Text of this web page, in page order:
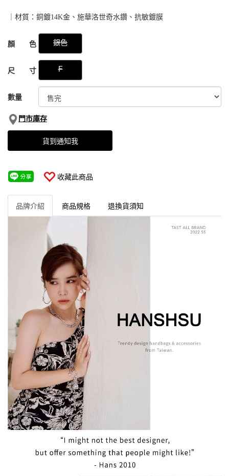
｜材質：銅鍍14K金、施華洛世奇水鑽、抗敏鍍膜
GOODS000000000000018486250
顏 色 銀色
尺 寸 F
數量
門市庫存
貨到通知我
收藏此商品
品牌介紹 商品規格 退換貨須知